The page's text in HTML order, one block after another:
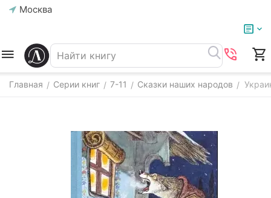
Москва
Главная / Серии книг / 7-11 / Сказки наших народов /